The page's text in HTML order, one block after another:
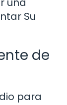
Su
de
para